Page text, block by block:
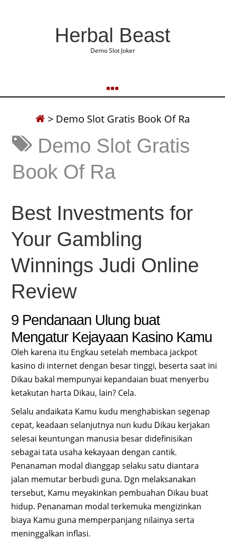
Herbal Beast
Demo Slot Joker
> Demo Slot Gratis Book Of Ra
Demo Slot Gratis
Book Of Ra
Best Investments for
Your Gambling
Winnings Judi Online
Review
9 Pendanaan Ulung buat
Mengatur Kejayaan Kasino Kamu
Oleh karena itu Engkau setelah membaca jackpot
kasino di internet dengan besar tinggi, beserta saat ini
Dikau bakal mempunyai kepandaian buat menyerbu
ketakutan harta Dikau, lain? Cela.
Selalu andaikata Kamu kudu menghabiskan segenap
cepat, keadaan selanjutnya nun kudu Dikau kerjakan
selesai keuntungan manusia besar didefinisikan
sebagai tata usaha kekayaan dengan cantik.
Penanaman modal dianggap selaku satu diantara
jalan memutar berbudi guna. Dgn melaksanakan
tersebut, Kamu meyakinkan pembuahan Dikau buat
hidup. Penanaman modal terkemuka mengizinkan
biaya Kamu guna memperpanjang nilainya serta
meninggalkan inflasi.